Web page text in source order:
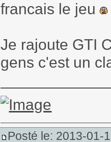
francais le jeu
Je rajoute GTI
gens c'est un
Posté le: 2013-01-